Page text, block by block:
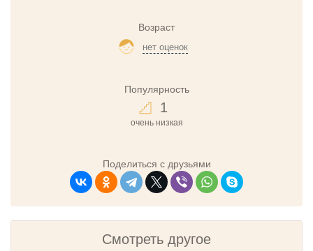
Возраст
нет оценок
Популярность
1
очень низкая
Поделиться с друзьями
Смотреть другое